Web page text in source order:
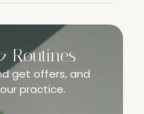
Routines
get offers, and
practice.